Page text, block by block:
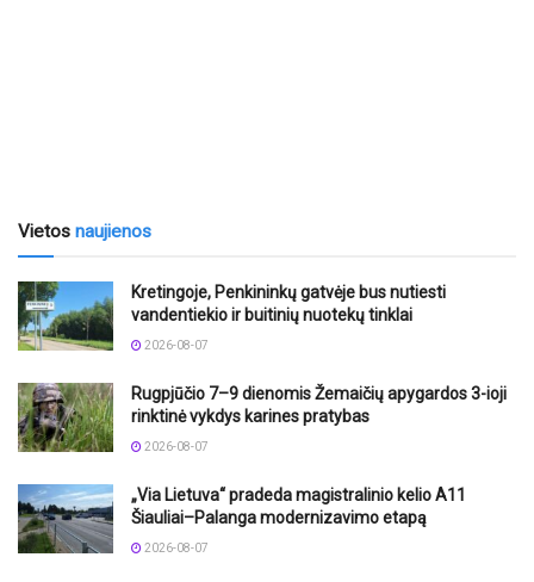
Vietos naujienos
Kretingoje, Penkininkų gatvėje bus nutiesti
vandentiekio ir buitinių nuotekų tinklai
2026-08-07
Rugpjūčio 7–9 dienomis Žemaičių apygardos 3-ioji
rinktinė vykdys karines pratybas
2026-08-07
„Via Lietuva“ pradeda magistralinio kelio A11
Šiauliai–Palanga modernizavimo etapą
2026-08-07